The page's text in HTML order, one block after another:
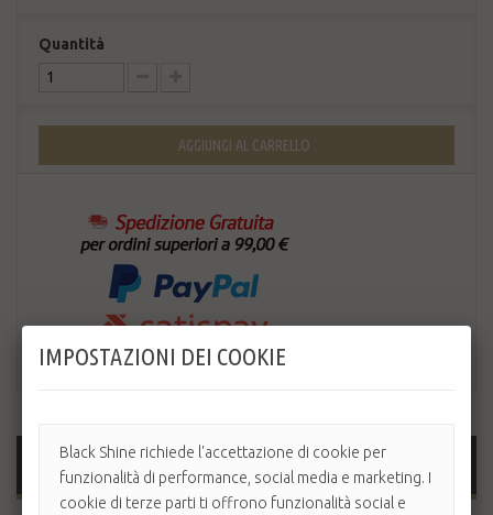
Quantità
AGGIUNGI AL CARRELLO
MAGGIORI INFORMAZIONI
IMPOSTAZIONI DEI COOKIE
Black Shine richiede l'accettazione di cookie per
funzionalità di performance, social media e marketing. I
cookie di terze parti ti offrono funzionalità social e